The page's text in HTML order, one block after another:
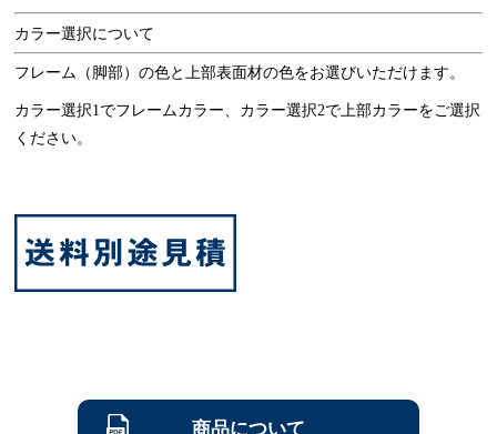
カラー選択について
フレーム（脚部）の色と上部表面材の色をお選びいただけます。
カラー選択1でフレームカラー、カラー選択2で上部カラーをご選択
ください。
商品について